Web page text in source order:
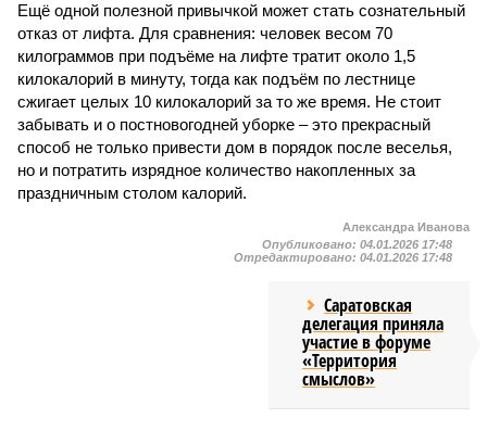
Ещё одной полезной привычкой может стать сознательный
отказ от лифта. Для сравнения: человек весом 70
килограммов при подъёме на лифте тратит около 1,5
килокалорий в минуту, тогда как подъём по лестнице
сжигает целых 10 килокалорий за то же время. Не стоит
забывать и о постновогодней уборке – это прекрасный
способ не только привести дом в порядок после веселья,
но и потратить изрядное количество накопленных за
праздничным столом калорий.
Александра Иванова
Опубликовано: 04.01.2026 17:48
Отредактировано: 04.01.2026 17:48
Саратовская
делегация приняла
участие в форуме
«Территория
смыслов»